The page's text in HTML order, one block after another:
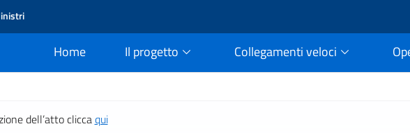
Home
current Il progetto Collegamenti veloci
dell’atto cliccaqui